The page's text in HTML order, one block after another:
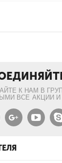
К НАМ В
ВСЕ АКЦИИ